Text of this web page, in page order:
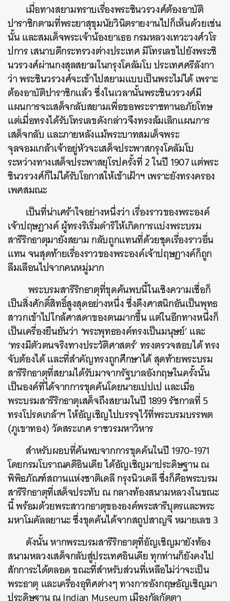
เมื่อทางสยามทราบเรื่องพระชินวรวงศ์ต้องอาบัติ
ปาราชิกตามที่พระยาสุขุมนัยวินิตรายงานไปก็เห็นด้วยเช่น
นั้น และสมเด็จพระเจ้าน้องยาเธอ กรมหลวงเทวะวงศ์วโร
ปการ เสนาบดีกระทรวงต่างประเทศ มีโทรเลขไปยังพระชิ
นวรวงศ์ผ่านกงสุลสยามในกรุงโคลัมโบ ประเทศศรีลังกา
ว่า พระชินวรวงศ์จะเข้าไปสยามแบบเป็นพระไม่ได้ เพราะ
ต้องอาบัติปาราชิกแล้ว ซึ่งในเวลานั้นพระชินวรวงศ์มี
แผนการจะเสด็จกลับสยามเพื่อขอพระราชทานอภัยโทษ
แต่เมื่อทรงได้รับโทรเลขดังกล่าวจึงทรงล้มเลิกแผนการ
เสด็จกลับ และภายหลังแม้พระบาทสมเด็จพระ
จุลจอมเกล้าเจ้าอยู่หัวจะเสด็จประพาสกรุงโคลัมโบ
ระหว่างทางเสด็จประพาสยุโรปครั้งที่ 2 ในปี 1907 แต่พระ
ชินวรวงศ์ก็ไม่ได้รับโอกาสให้เข้าเฝ้าฯ เพราะยังทรงครอง
เพศสมณะ
เป็นที่น่าเศร้าใจอย่างหนึ่งว่า เรื่องราวของพระองค์
เจ้าปฤษฎางค์ ผู้ทรงริเริ่มดำริให้เกิดการแบ่งพระบรม
สารีริกธาตุมายังสยาม กลับถูกแทนที่ด้วยชุดเรื่องราวอื่น
แทน จนสุดท้ายเรื่องราวของพระองค์เจ้าปฤษฎางค์ก็ถูก
ลืมเลือนไปจากคนหมู่มาก
พระบรมสารีริกธาตุที่ขุดค้นพบนี้ในเชิงความเชื่อก็
เป็นสิ่งศักดิ์สิทธิ์สูงสุดอย่างหนึ่ง ซึ่งดึงศาสนิกอันเป็นพุทธ
สาวกเข้าไปใกล้ศาสดาของตนมากขึ้น แต่ในอีกทางหนึ่งก็
เป็นเครื่องยืนยันว่า ‘พระพุทธองค์ทรงเป็นมนุษย์’ และ
‘ทรงมีตัวตนจริงทางประวัติศาสตร์’ ทรงตรวจสอบได้ ทรง
จับต้องได้ และที่สำคัญทรงถูกศึกษาได้ สุดท้ายพระบรม
สารีริกธาตุที่สยามได้รับมาจากรัฐบาลอังกฤษในครั้งนั้น
เป็นองค์ที่ได้จากการขุดค้นโดยนายเปปเป และเมื่อ
พระบรมสารีริกธาตุเสด็จถึงสยามในปี 1899 รัชกาลที่ 5
ทรงโปรดเกล้าฯ ให้อัญเชิญไปบรรจุไว้ที่พระบรมบรรพต
(ภูเขาทอง) วัดสระเกศ ราชวรมหาวิหาร
สำหรับผอบที่ค้นพบจากการขุดค้นในปี 1970-1971
โดยกรมโบราณคดีอินเดีย ได้อัญเชิญมาประดิษฐาน ณ
พิพิธภัณฑ์สถานแห่งชาติเดลี กรุงนิวเดลี ซึ่งก็คือพระบรม
สารีริกธาตุที่เสด็จประทับ ณ กลางท้องสนามหลวงในขณะ
นี้ พร้อมด้วยพระสาวกธาตุขององค์พระสารีบุตรและพระ
มหาโมคัลลยานะ ซึ่งขุดค้นได้จากสถูปสาญจี หมายเลข 3
ดังนั้น หากพระบรมสารีริกธาตุที่อัญเชิญมายังท้อง
สนามหลวงเสด็จกลับสู่ประเทศอินเดีย ทุกท่านก็ยังคงไป
สักการะได้ตลอด ขณะที่สำหรับส่วนที่เหลือไม่ว่าจะเป็น
พระธาตุ และเครื่องอุทิศต่างๆ ทางการอังกฤษอัญเชิญมา
ประดิษฐาน ณ Indian Museum เมืองกัลกัตตา